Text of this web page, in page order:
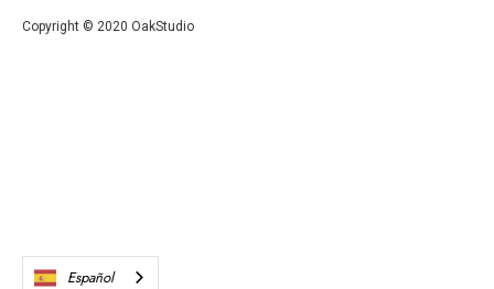
Copyright © 2020 OakStudio
Español